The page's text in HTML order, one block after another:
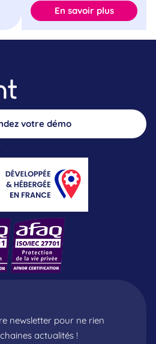
En savoir plus
votre démo
newsletter pour ne rien
actualités !